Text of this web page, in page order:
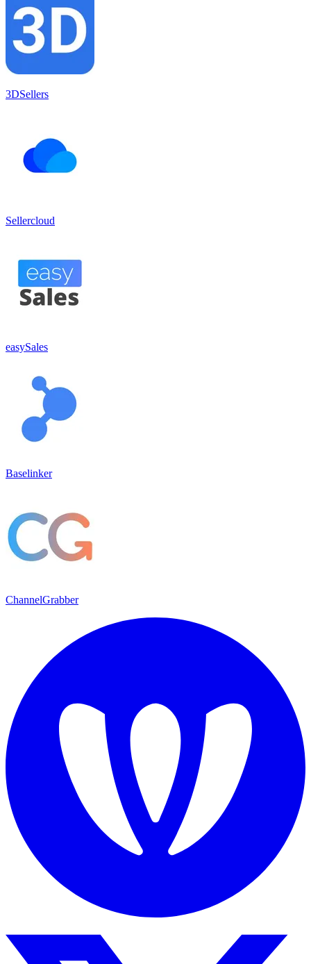
3DSellers
Sellercloud
easySales
Baselinker
ChannelGrabber